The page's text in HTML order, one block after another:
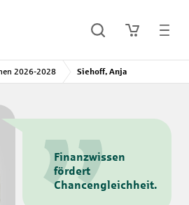
2026-2028 Siehoff, Anja
Finanzwissen
fördert
Chancengleichheit.